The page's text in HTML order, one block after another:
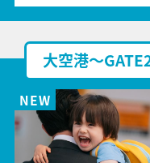
大空港～